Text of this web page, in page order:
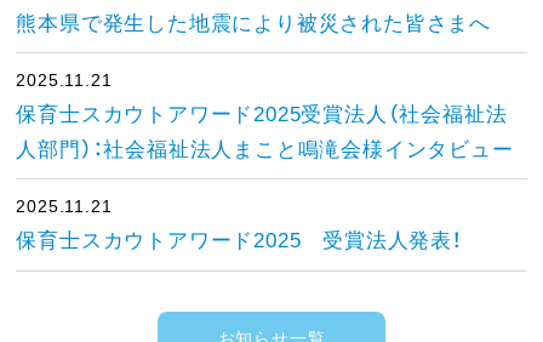
熊本県で発生した地震により被災された皆さまへ
2025.11.21
保育士スカウトアワード2025受賞法人（社会福祉法
人部門）：社会福祉法人まこと鳴滝会様インタビュー
2025.11.21
保育士スカウトアワード2025 受賞法人発表！
お知らせ一覧